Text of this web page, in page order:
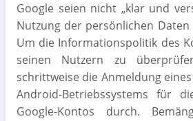
Google seien nicht „klar und
Nutzung der persönlichen
Um die Informationspolitik des
seinen Nutzern zu
schrittweise die Anmeldung
Android-Betriebssystems für
Google-Kontos durch.